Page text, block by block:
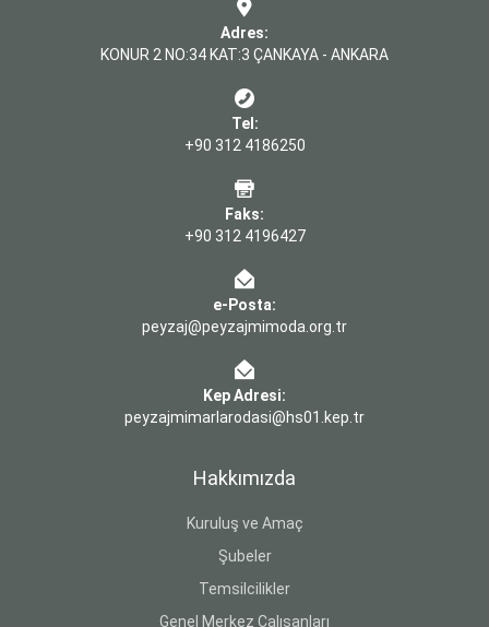
Adres:
KONUR 2 NO:34 KAT:3 ÇANKAYA - ANKARA
Tel:
+90 312 4186250
Faks:
+90 312 4196427
e-Posta:
peyzaj@peyzajmimoda.org.tr
Kep Adresi:
peyzajmimarlarodasi@hs01.kep.tr
Hakkımızda
Kuruluş ve Amaç
Şubeler
Temsilcilikler
Genel Merkez Çalışanları